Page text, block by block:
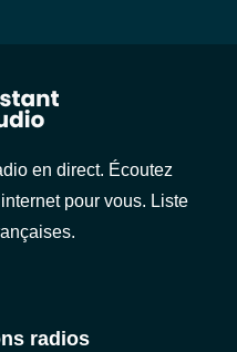
en direct. Écoutez
pour vous. Liste
radios